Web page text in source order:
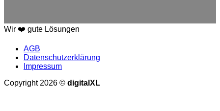
Wir ❤️ gute Lösungen
AGB
Datenschutzerklärung
Impressum
Copyright 2026 © digitalXL